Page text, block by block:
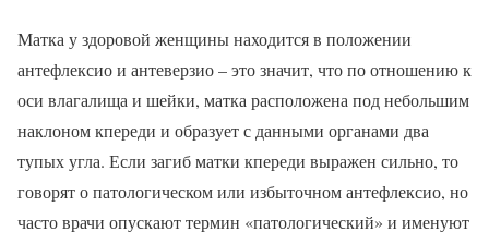
Матка у здоровой женщины находится в положении
антефлексио и антеверзио – это значит, что по отношению к
оси влагалища и шейки, матка расположена под небольшим
наклоном кпереди и образует с данными органами два
тупых угла. Если загиб матки кпереди выражен сильно, то
говорят о патологическом или избыточном антефлексио, но
часто врачи опускают термин «патологический» и именуют